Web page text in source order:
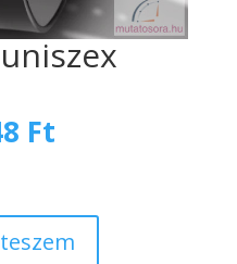
Ft
9
648 Ft.